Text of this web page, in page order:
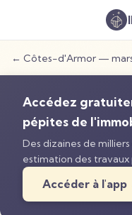
← Côtes-d'Armor —
Accédez
pépites de
Des dizaines de
estimation des
Accéder à l'app